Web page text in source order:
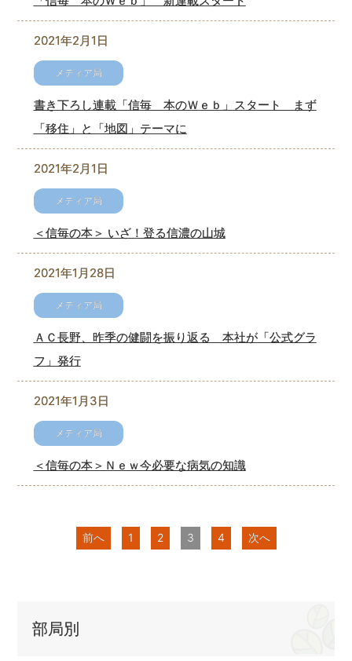
2021年2月1日
書き下ろし連載「信毎 本のＷｅｂ」スタート まず
「移住」と「地図」テーマに
2021年2月1日
＜信毎の本＞ いざ！登る信濃の山城
2021年1月28日
ＡＣ長野、昨季の健闘を振り返る 本社が「公式グラ
フ」発行
2021年1月3日
＜信毎の本＞Ｎｅｗ今必要な病気の知識
前へ 1 2 3 4 次へ
部局別